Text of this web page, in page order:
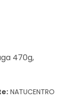
470g,
NATUCENTRO